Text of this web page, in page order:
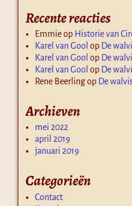
Recente reacties
Emmieop Historie van
Karel van Gool op De
Karel van Gool op De
Karel van Gool op De
Rene Beerlingop De
Archieven
mei 2022
april 2019
januari 2019
Categorieën
Contact